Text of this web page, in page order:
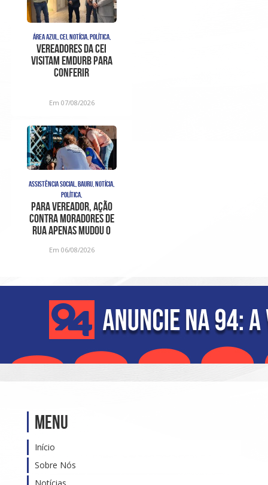
ÁREA AZUL, CEI, NOTÍCIA, POLÍTICA,
Vereadores da CEI
visitam Emdurb para
conferir
Em 07/08/2026
ASSISTÊNCIA SOCIAL, BAURU, NOTÍCIA,
POLÍTICA,
Para vereador, ação
contra moradores de
rua apenas mudou o
foi
Em 06/08/2026
Menu
Início
Sobre Nós